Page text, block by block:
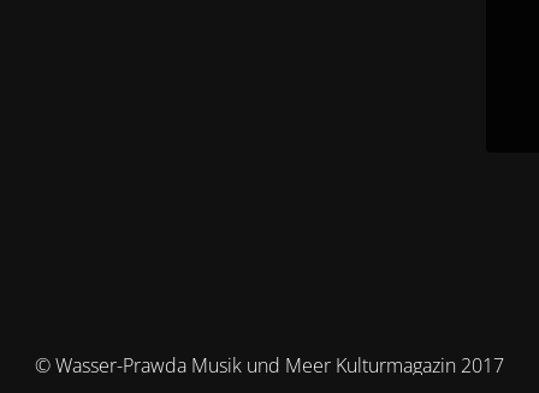
© Wasser-Prawda Musik und Meer Kulturmagazin 2017